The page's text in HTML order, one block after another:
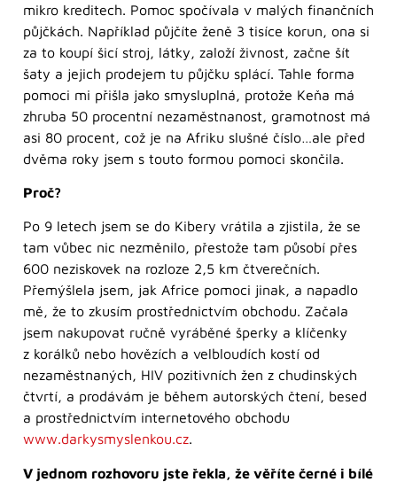
mikro kreditech. Pomoc spočívala v malých finančních
půjčkách. Například půjčíte ženě 3 tisíce korun, ona si
za to koupí šicí stroj, látky, založí živnost, začne šít
šaty a jejich prodejem tu půjčku splácí. Tahle forma
pomoci mi přišla jako smysluplná, protože Keňa má
zhruba 50 procentní nezaměstnanost, gramotnost má
asi 80 procent, což je na Afriku slušné číslo…ale před
dvěma roky jsem s touto formou pomoci skončila.
Proč?
Po 9 letech jsem se do Kibery vrátila a zjistila, že se
tam vůbec nic nezměnilo, přestože tam působí přes
600 neziskovek na rozloze 2,5 km čtverečních.
Přemýšlela jsem, jak Africe pomoci jinak, a napadlo
mě, že to zkusím prostřednictvím obchodu. Začala
jsem nakupovat ručně vyráběné šperky a klíčenky
z korálků nebo hovězích a velbloudích kostí od
nezaměstnaných, HIV pozitivních žen z chudinských
čtvrtí, a prodávám je během autorských čtení, besed
a prostřednictvím internetového obchodu
www.darkysmyslenkou.cz.
V jednom rozhovoru jste řekla, že věříte černé i bílé